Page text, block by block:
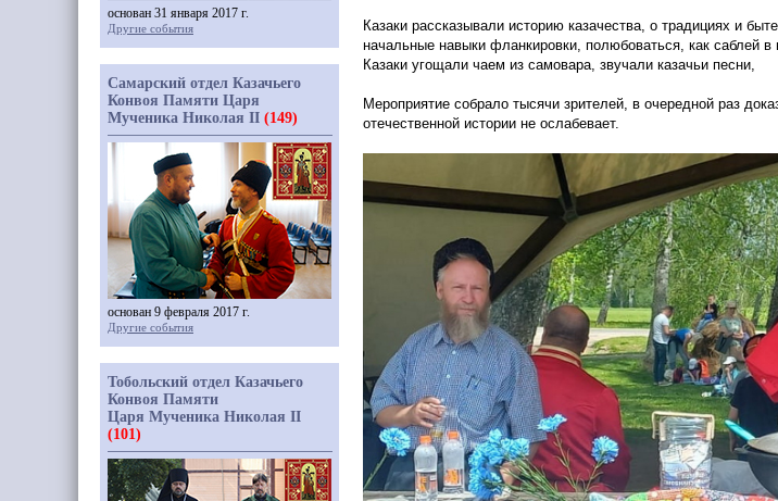
Казаки рассказывали историю казачества, о традициях и
начальные навыки фланкировки, полюбоваться, как саблей
Казаки угощали чаем из самовара, звучали казачьи песни,
Мероприятие собрало тысячи зрителей, в очередной раз
отечественной истории не ослабевает.
основан 31 января 2017 г.
Другие события
Самарский отдел Казачьего
Конвоя Памяти Царя
Мученика Николая II (149)
основан 9 февраля 2017 г.
Другие события
Тобольский отдел Казачьего
Конвоя Памяти
Царя Мученика Николая II
(101)